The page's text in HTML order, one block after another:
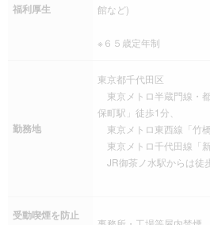
福利厚生
館など)
※６５歳定年制
勤務地
東京都千代田区
東京メトロ半蔵門線・
保町駅」徒歩1分、
東京メトロ東西線「竹
東京メトロ千代田線「
JR御茶ノ水駅からは徒
受動喫煙を防止